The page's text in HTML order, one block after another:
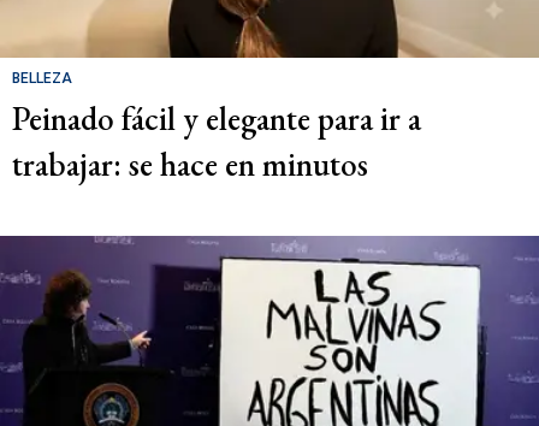
BELLEZA
Peinado fácil y elegante para ir a
trabajar: se hace en minutos